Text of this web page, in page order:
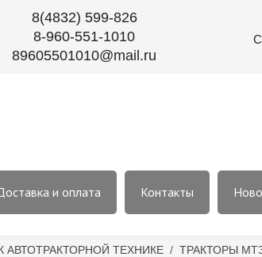
8(4832) 599-826
8-960-551-1010
89605501010@mail.ru
и оплата Контакты
АВТОТРАКТОРНОЙ ТЕХНИКЕ / ТРАКТОРЫ